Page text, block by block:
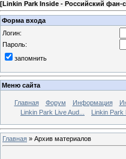
[Linkin Park Inside - Российский фан-
Форма входа
Логин:
Пароль:
запомнить
Меню сайта
Главная Форум Информация
Linkin Park Live Aud...
Linkin Park
Главная » Архив материалов